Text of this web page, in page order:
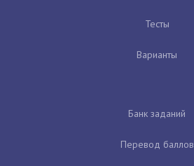
Тесты
Варианты
Банк заданий
Перевод баллов